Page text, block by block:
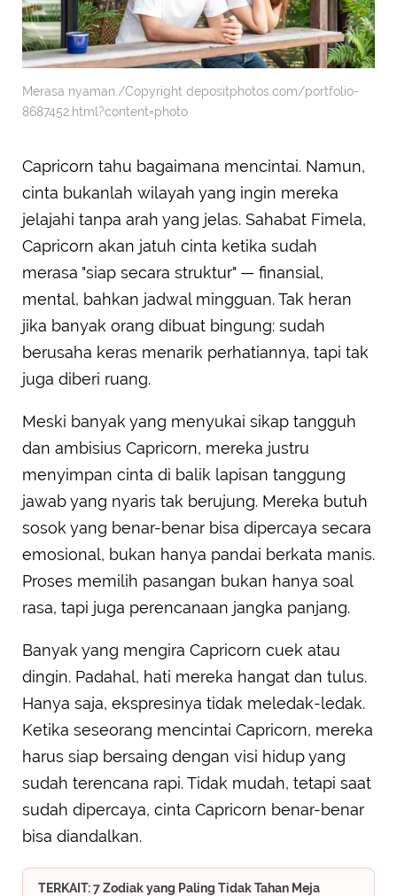
Merasa nyaman./Copyright depositphotos.com/portfolio-
8687452.html?content=photo
Capricorn tahu bagaimana mencintai. Namun,
cinta bukanlah wilayah yang ingin mereka
jelajahi tanpa arah yang jelas. Sahabat Fimela,
Capricorn akan jatuh cinta ketika sudah
merasa "siap secara struktur" — finansial,
mental, bahkan jadwal mingguan. Tak heran
jika banyak orang dibuat bingung: sudah
berusaha keras menarik perhatiannya, tapi tak
juga diberi ruang.
Meski banyak yang menyukai sikap tangguh
dan ambisius Capricorn, mereka justru
menyimpan cinta di balik lapisan tanggung
jawab yang nyaris tak berujung. Mereka butuh
sosok yang benar-benar bisa dipercaya secara
emosional, bukan hanya pandai berkata manis.
Proses memilih pasangan bukan hanya soal
rasa, tapi juga perencanaan jangka panjang.
Banyak yang mengira Capricorn cuek atau
dingin. Padahal, hati mereka hangat dan tulus.
Hanya saja, ekspresinya tidak meledak-ledak.
Ketika seseorang mencintai Capricorn, mereka
harus siap bersaing dengan visi hidup yang
sudah terencana rapi. Tidak mudah, tetapi saat
sudah dipercaya, cinta Capricorn benar-benar
bisa diandalkan.
TERKAIT: 7 Zodiak yang Paling Tidak Tahan Meja